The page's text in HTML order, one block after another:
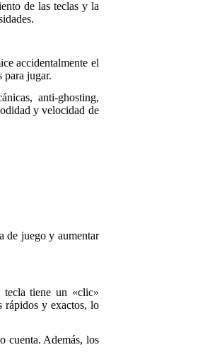
de las teclas y la
accidentalmente el
para jugar.
anti-ghosting,
y velocidad de
de juego y aumentar
tecla tiene un «clic»
rápidos y exactos, lo
cuenta. Además, los